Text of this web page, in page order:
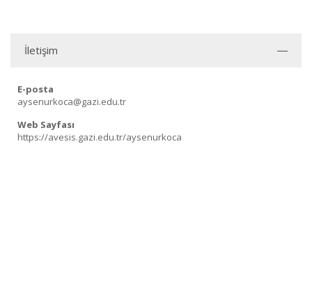
İletişim
E-posta
aysenurkoca@gazi.edu.tr
Web Sayfası
https://avesis.gazi.edu.tr/aysenurkoca